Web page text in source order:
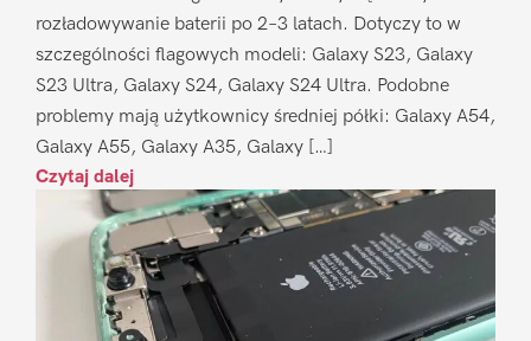
rozładowywanie baterii po 2–3 latach. Dotyczy to w
szczególności flagowych modeli: Galaxy S23, Galaxy
S23 Ultra, Galaxy S24, Galaxy S24 Ultra. Podobne
problemy mają użytkownicy średniej półki: Galaxy A54,
Galaxy A55, Galaxy A35, Galaxy […]
Czytaj dalej